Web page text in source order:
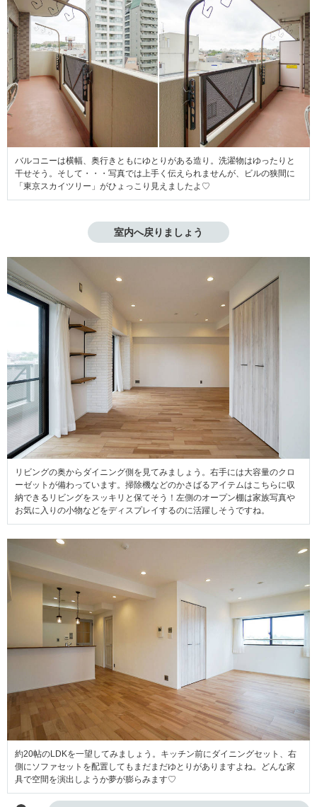
バルコニーは横幅、奥行きともにゆとりがある造り。洗濯物はゆったりと
干せそう。そして・・・写真では上手く伝えられませんが、ビルの狭間に
「東京スカイツリー」がひょっこり見えましたよ♡
室内へ戻りましょう
リビングの奥からダイニング側を見てみましょう。右手には大容量のクロ
ーゼットが備わっています。掃除機などのかさばるアイテムはこちらに収
納できるリビングをスッキリと保てそう！左側のオープン棚は家族写真や
お気に入りの小物などをディスプレイするのに活躍しそうですね。
約20帖のLDKを一望してみましょう。キッチン前にダイニングセット、右
側にソファセットを配置してもまだまだゆとりがありますよね。どんな家
具で空間を演出しようか夢が膨らみます♡